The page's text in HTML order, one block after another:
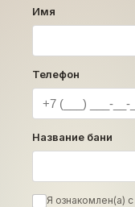
Имя
Телефон
Название бани
Я ознакомлен(а) с